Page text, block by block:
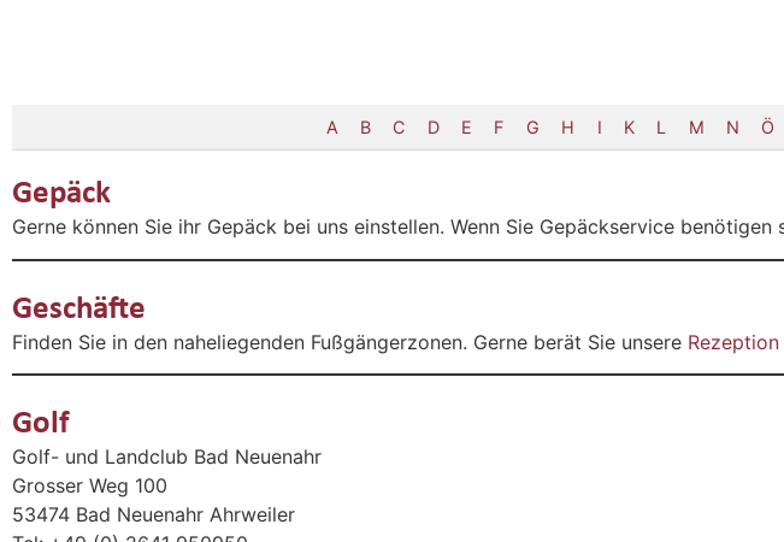
A B C D E F G H I K L M N Ö
Gepäck
Gerne können Sie ihr Gepäck bei uns einstellen. Wenn Sie Gepäckservice
Geschäfte
Finden Sie in den naheliegenden Fußgängerzonen. Gerne berät Sie unsere Rezeption
Golf
Golf- und Landclub Bad Neuenahr
Grosser Weg 100
53474 Bad Neuenahr Ahrweiler